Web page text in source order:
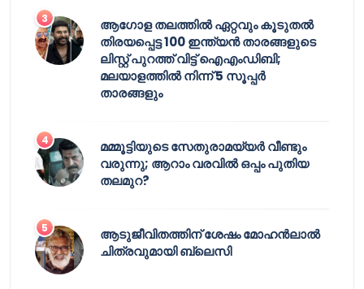
ആഗോള തലത്തിൽ ഏറ്റവും കൂടുതൽ
തിരയപ്പെട്ട 100 ഇന്ത്യൻ താരങ്ങളുടെ
ലിസ്റ്റ് പുറത്ത് വിട്ട് ഐഎംഡിബി;
മലയാളത്തിൽ നിന്ന് 5 സൂപ്പർ
താരങ്ങളും
മമ്മൂട്ടിയുടെ സേതുരാമയ്യർ വീണ്ടും
വരുന്നു; ആറാം വരവിൽ ഒപ്പം പുതിയ
തലമുറ?
ആടുജീവിതത്തിന് ശേഷം മോഹൻലാൽ
ചിത്രവുമായി ബ്ലെസി